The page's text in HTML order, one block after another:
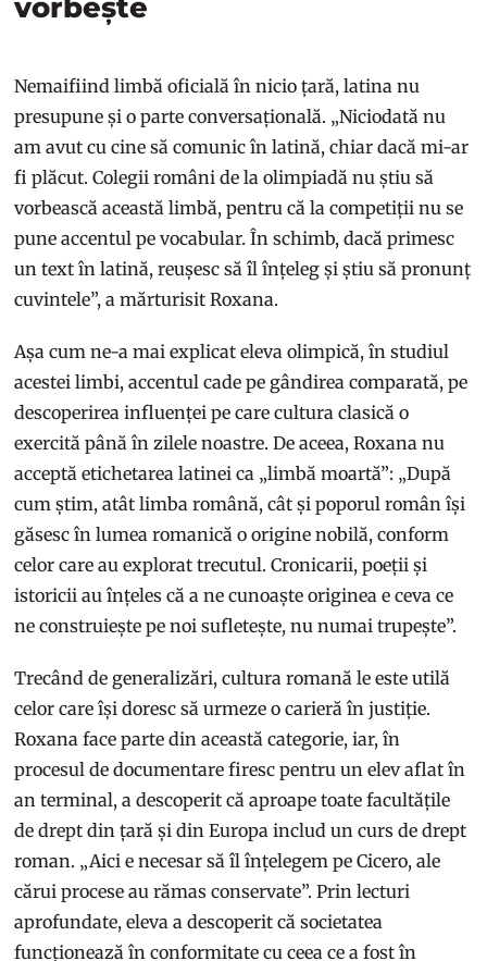
vorbește
Nemaifiind limbă oficială în nicio țară, latina nu
presupune și o parte conversațională. „Niciodată nu
am avut cu cine să comunic în latină, chiar dacă mi-ar
fi plăcut. Colegii români de la olimpiadă nu știu să
vorbească această limbă, pentru că la competiții nu se
pune accentul pe vocabular. În schimb, dacă primesc
un text în latină, reușesc să îl înțeleg și știu să pronunț
cuvintele”, a mărturisit Roxana.
Așa cum ne-a mai explicat eleva olimpică, în studiul
acestei limbi, accentul cade pe gândirea comparată, pe
descoperirea influenței pe care cultura clasică o
exercită până în zilele noastre. De aceea, Roxana nu
acceptă etichetarea latinei ca „limbă moartă”: „După
cum știm, atât limba română, cât și poporul român își
găsesc în lumea romanică o origine nobilă, conform
celor care au explorat trecutul. Cronicarii, poeții și
istoricii au înțeles că a ne cunoaște originea e ceva ce
ne construiește pe noi sufletește, nu numai trupește”.
Trecând de generalizări, cultura romană le este utilă
celor care își doresc să urmeze o carieră în justiție.
Roxana face parte din această categorie, iar, în
procesul de documentare firesc pentru un elev aflat în
an terminal, a descoperit că aproape toate facultățile
de drept din țară și din Europa includ un curs de drept
roman. „Aici e necesar să îl înțelegem pe Cicero, ale
cărui procese au rămas conservate”. Prin lecturi
aprofundate, eleva a descoperit că societatea
funcționează în conformitate cu ceea ce a fost în